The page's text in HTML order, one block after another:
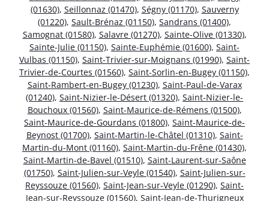
(01630), Seillonnaz (01470), Ségny (01170), Sauverny
(01220), Sault-Brénaz (01150), Sandrans (01400),
Samognat (01580), Salavre (01270), Sainte-Olive (01330),
Sainte-Julie (01150), Sainte-Euphémie (01600), Saint-
Vulbas (01150), Saint-Trivier-sur-Moignans (01990), Saint-
Trivier-de-Courtes (01560), Saint-Sorlin-en-Bugey (01150),
Saint-Rambert-en-Bugey (01230), Saint-Paul-de-Varax
(01240), Saint-Nizier-le-Désert (01320), Saint-Nizier-le-
Bouchoux (01560), Saint-Maurice-de-Rémens (01500),
Saint-Maurice-de-Gourdans (01800), Saint-Maurice-de-
Beynost (01700), Saint-Martin-le-Châtel (01310), Saint-
Martin-du-Mont (01160), Saint-Martin-du-Frêne (01430),
Saint-Martin-de-Bavel (01510), Saint-Laurent-sur-Saône
(01750), Saint-Julien-sur-Veyle (01540), Saint-Julien-sur-
Reyssouze (01560), Saint-Jean-sur-Veyle (01290), Saint-
Jean-sur-Reyssouze (01560), Saint-Jean-de-Thurigneux